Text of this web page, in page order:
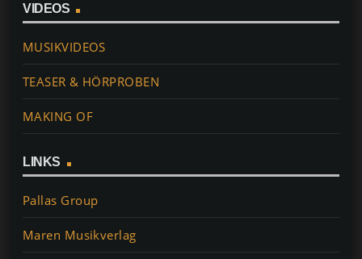
VIDEOS
MUSIKVIDEOS
TEASER & HÖRPROBEN
MAKING OF
LINKS
Pallas Group
Maren Musikverlag